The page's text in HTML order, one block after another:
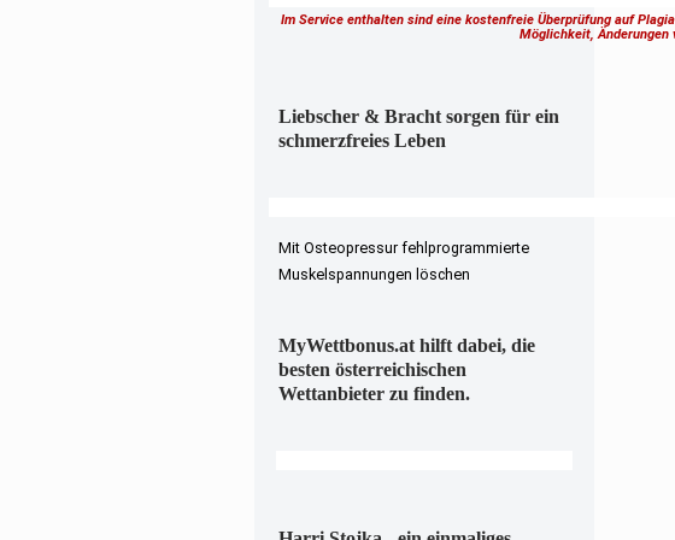
Im Service enthalten sind eine kostenfreie Überprüfung auf
Möglichkeit,
Liebscher & Bracht sorgen für ein
schmerzfreies Leben
Mit Osteopressur fehlprogrammierte
Muskelspannungen löschen
MyWettbonus.at hilft dabei, die
besten österreichischen
Wettanbieter zu finden.